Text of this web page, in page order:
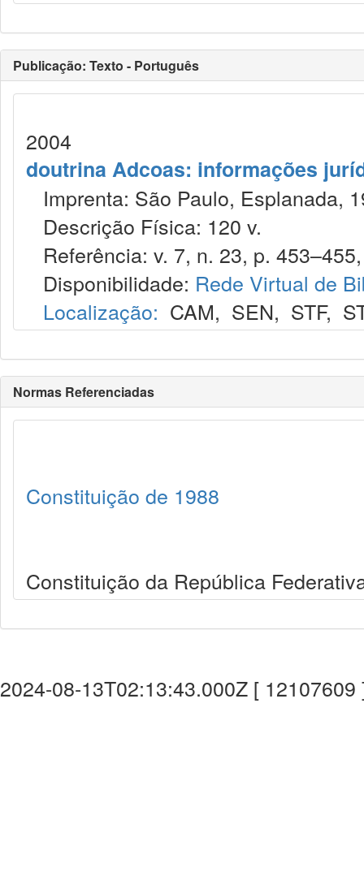
Publicação: Texto - Português
2004
doutrina Adcoas: informações
Imprenta: São Paulo, Esplanada,
Descrição Física: 120 v.
Referência: v. 7, n. 23, p.
Disponibilidade: Rede Virtual de
Localização: CAM, SEN, STF,
Normas Referenciadas
Constituição de 1988
Constituição da República
2024-08-13T02:13:43.000Z [ 12107609